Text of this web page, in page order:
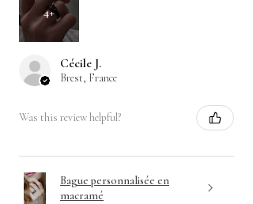
4+
Cécile J.
Brest, France
Was this review helpful?
Bague personnalisée en
macramé